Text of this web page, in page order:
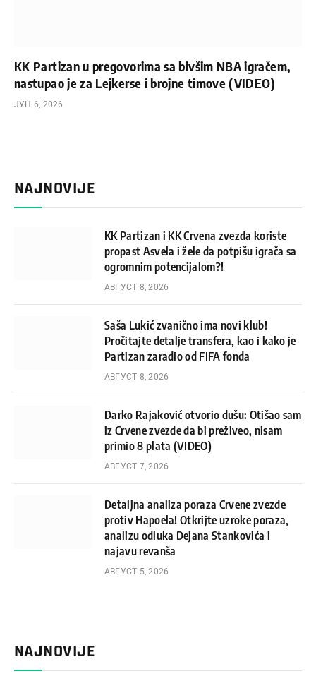
KK Partizan u pregovorima sa bivšim NBA igračem,
nastupao je za Lejkerse i brojne timove (VIDEO)
ЈУН 6, 2026
NAJNOVIJE
KK Partizan i KK Crvena zvezda koriste
propast Asvela i žele da potpišu igrača sa
ogromnim potencijalom?!
АВГУСТ 8, 2026
Saša Lukić zvanično ima novi klub!
Pročitajte detalje transfera, kao i kako je
Partizan zaradio od FIFA fonda
АВГУСТ 8, 2026
Darko Rajaković otvorio dušu: Otišao sam
iz Crvene zvezde da bi preživeo, nisam
primio 8 plata (VIDEO)
АВГУСТ 7, 2026
Detaljna analiza poraza Crvene zvezde
protiv Hapoela! Otkrijte uzroke poraza,
analizu odluka Dejana Stankovića i
najavu revanša
АВГУСТ 5, 2026
NAJNOVIJE